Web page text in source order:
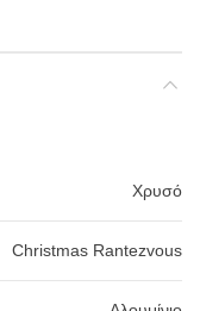
Χρυσό
Christmas Rantezvous